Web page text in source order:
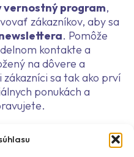
program,
zákazníkov, aby sa
. Pomôže
kontakte a
na dôvere a
sa tak ako prví
ponukách a
prinášať inšpirácie,